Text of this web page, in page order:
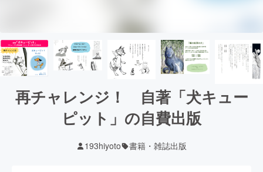
再チャレンジ！ 自著「犬キュー
ピット」の自費出版
193hiyoto 書籍・雑誌出版